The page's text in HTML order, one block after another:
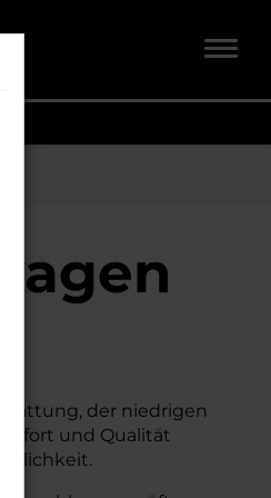
der niedrigen
und Qualität